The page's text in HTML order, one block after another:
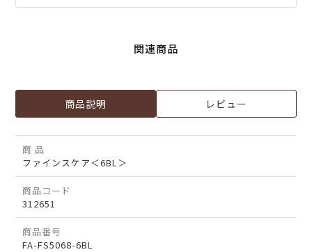
関連商品
商品説明 レビュー
商 品
ファインスケア＜6BL＞
商品コード
312651
商品番号
FA-FS5068-6BL